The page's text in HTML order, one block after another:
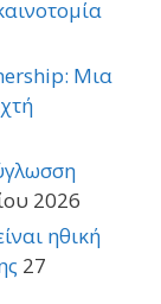
Μια
2026
ηθική
27